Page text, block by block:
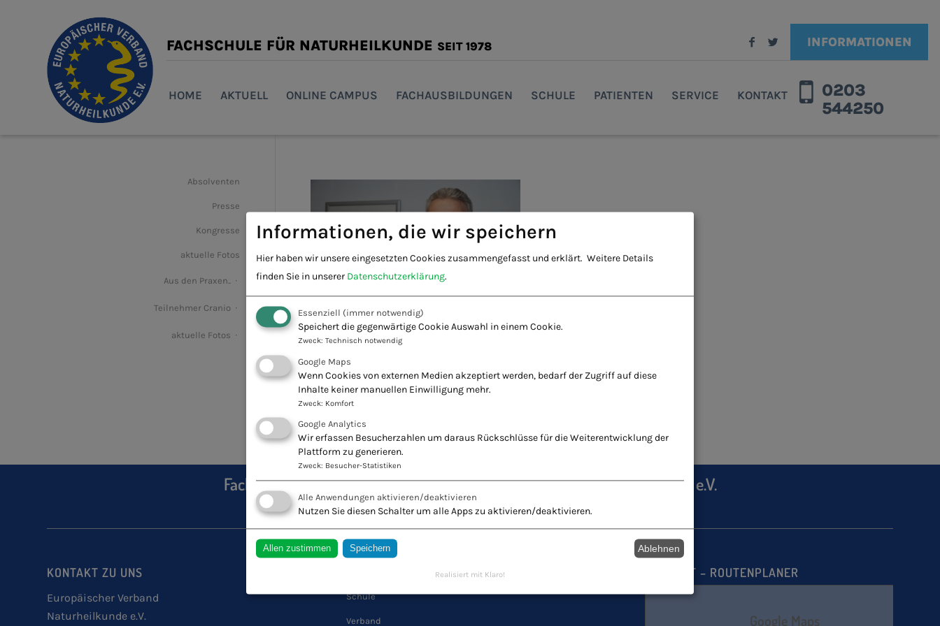
0203
544250
FACHSCHULE FÜR NATURHEILKUNDE SEIT 1978 INFORMATIONEN
HOME AKTUELL ONLINE CAMPUS FACHAUSBILDUNGEN SCHULE PATIENTEN SERVICE KONTAKT
Absolventen
Presse
Kongresse
aktuelle Fotos
Aus den Praxen..
Teilnehmer Cranio
aktuelle Fotos
Fachschule für Naturheilkunde - Europäischer Verband Naturheilkunde e.V.
Innovation + Tradition = Zukunft
KONTAKT ZU UNS
Europäischer Verband
Naturheilkunde e.V.
Schule
Verband
ANFAHRT – ROUTENPLANER
Google Maps
Informationen, die wir speichern
Hier haben wir unsere eingesetzten Cookies zusammengefasst und erklärt. Weitere Details
finden Sie in unserer Datenschutzerklärung.
Essenziell (immer notwendig)
Speichert die gegenwärtige Cookie Auswahl in einem Cookie.
Zweck: Technisch notwendig
Google Maps
Wenn Cookies von externen Medien akzeptiert werden, bedarf der Zugriff auf diese
Inhalte keiner manuellen Einwilligung mehr.
Zweck: Komfort
Google Analytics
Wir erfassen Besucherzahlen um daraus Rückschlüsse für die Weiterentwicklung der
Plattform zu generieren.
Zweck: Besucher-Statistiken
Alle Anwendungen aktivieren/deaktivieren
Nutzen Sie diesen Schalter um alle Apps zu aktivieren/deaktivieren.
Allen zustimmen Speichern Ablehnen
Realisiert mit Klaro!